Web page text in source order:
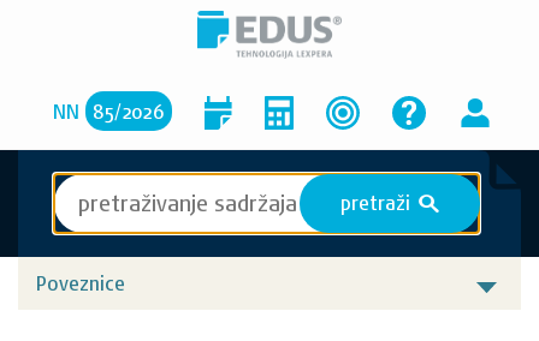
NN 85/2026
pretraži S
Poveznice